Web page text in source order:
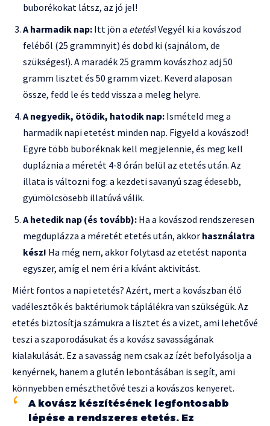
buborékokat látsz, az jó jel!
A harmadik nap: Itt jön a etetés! Vegyél ki a kovászod
feléből (25 grammnyit) és dobd ki (sajnálom, de
szükséges!). A maradék 25 gramm kovászhoz adj 50
gramm lisztet és 50 gramm vizet. Keverd alaposan
össze, fedd le és tedd vissza a meleg helyre.
A negyedik, ötödik, hatodik nap: Ismételd meg a
harmadik napi etetést minden nap. Figyeld a kovászod!
Egyre több buboréknak kell megjelennie, és meg kell
dupláznia a méretét 4-8 órán belül az etetés után. Az
illata is változni fog: a kezdeti savanyú szag édesebb,
gyümölcsösebb illatúvá válik.
A hetedik nap (és tovább): Ha a kovászod rendszeresen
megduplázza a méretét etetés után, akkor használatra
kész! Ha még nem, akkor folytasd az etetést naponta
egyszer, amíg el nem éri a kívánt aktivitást.
Miért fontos a napi etetés? Azért, mert a kovászban élő
vadélesztők és baktériumok táplálékra van szükségük. Az
etetés biztosítja számukra a lisztet és a vizet, ami lehetővé
teszi a szaporodásukat és a kovász savasságának
kialakulását. Ez a savasság nem csak az ízét befolyásolja a
kenyérnek, hanem a glutén lebontásában is segít, ami
könnyebben emészthetővé teszi a kovászos kenyeret.
A kovász készítésének legfontosabb
lépése a rendszeres etetés. Ez